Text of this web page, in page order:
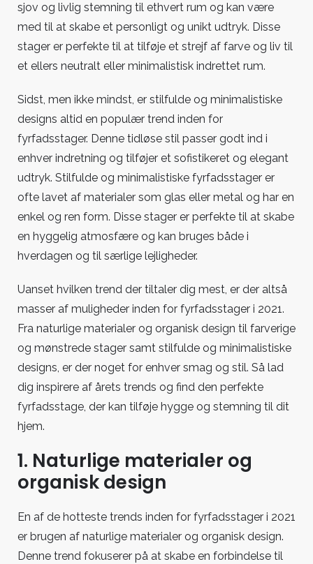
sjov og livlig stemning til ethvert rum og kan være
med til at skabe et personligt og unikt udtryk. Disse
stager er perfekte til at tilføje et strejf af farve og liv til
et ellers neutralt eller minimalistisk indrettet rum.
Sidst, men ikke mindst, er stilfulde og minimalistiske
designs altid en populær trend inden for
fyrfadsstager. Denne tidløse stil passer godt ind i
enhver indretning og tilføjer et sofistikeret og elegant
udtryk. Stilfulde og minimalistiske fyrfadsstager er
ofte lavet af materialer som glas eller metal og har en
enkel og ren form. Disse stager er perfekte til at skabe
en hyggelig atmosfære og kan bruges både i
hverdagen og til særlige lejligheder.
Uanset hvilken trend der tiltaler dig mest, er der altså
masser af muligheder inden for fyrfadsstager i 2021.
Fra naturlige materialer og organisk design til farverige
og mønstrede stager samt stilfulde og minimalistiske
designs, er der noget for enhver smag og stil. Så lad
dig inspirere af årets trends og find den perfekte
fyrfadsstage, der kan tilføje hygge og stemning til dit
hjem.
1. Naturlige materialer og
organisk design
En af de hotteste trends inden for fyrfadsstager i 2021
er brugen af naturlige materialer og organisk design.
Denne trend fokuserer på at skabe en forbindelse til